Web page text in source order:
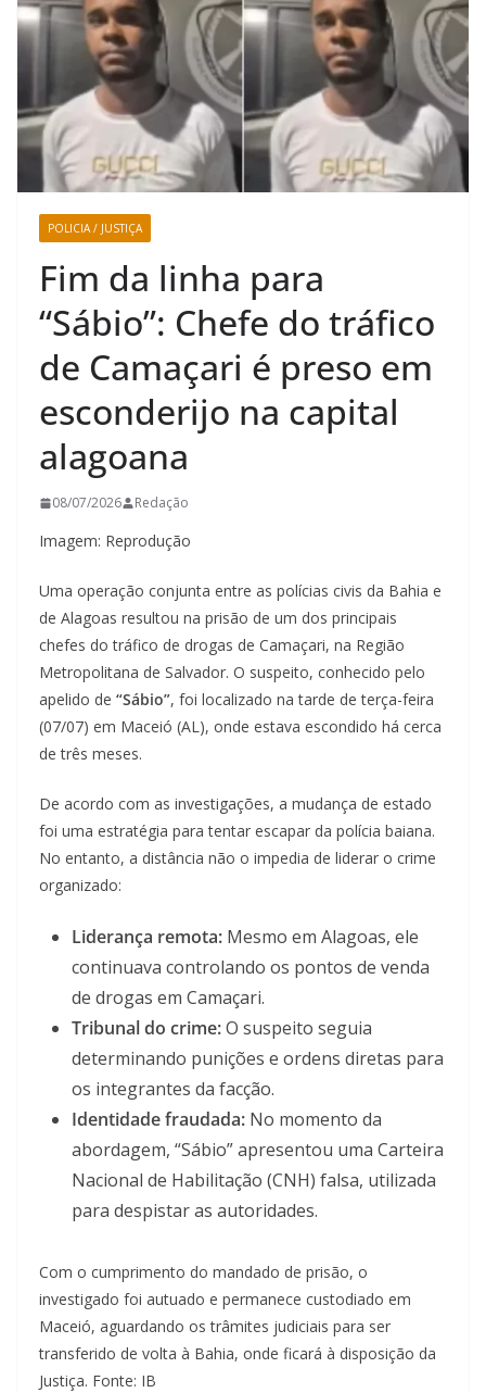
POLICIA / JUSTIÇA
Fim da linha para
“Sábio”: Chefe do tráfico
de Camaçari é preso em
esconderijo na capital
alagoana
08/07/2026 Redação
Imagem: Reprodução
Uma operação conjunta entre as polícias civis da Bahia e
de Alagoas resultou na prisão de um dos principais
chefes do tráfico de drogas de Camaçari, na Região
Metropolitana de Salvador. O suspeito, conhecido pelo
apelido de “Sábio”, foi localizado na tarde de terça-feira
(07/07) em Maceió (AL), onde estava escondido há cerca
de três meses.
De acordo com as investigações, a mudança de estado
foi uma estratégia para tentar escapar da polícia baiana.
No entanto, a distância não o impedia de liderar o crime
organizado:
Liderança remota: Mesmo em Alagoas, ele
continuava controlando os pontos de venda
de drogas em Camaçari.
Tribunal do crime:O suspeito seguia
determinando punições e ordens diretas para
os integrantes da facção.
Identidade fraudada: No momento da
abordagem, “Sábio” apresentou uma Carteira
Nacional de Habilitação (CNH) falsa, utilizada
para despistar as autoridades.
Com o cumprimento do mandado de prisão, o
investigado foi autuado e permanece custodiado em
Maceió, aguardando os trâmites judiciais para ser
transferido de volta à Bahia, onde ficará à disposição da
Justiça. Fonte: IB